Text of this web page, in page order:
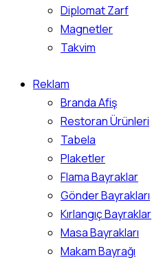
Diplomat Zarf
Magnetler
Takvim
Reklam
Branda Afiş
Restoran Ürünleri
Tabela
Plaketler
Flama Bayraklar
Gönder Bayrakları
Kırlangıç Bayraklar
Masa Bayrakları
Makam Bayrağı